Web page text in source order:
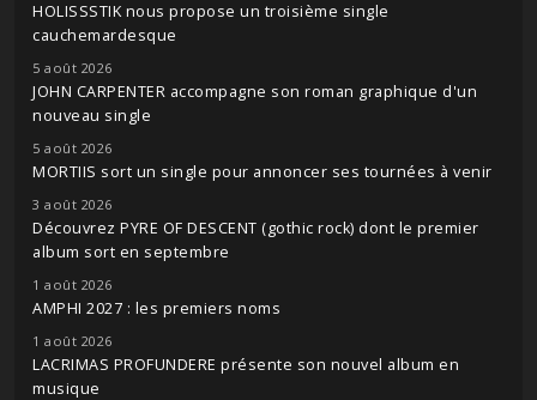
HOLISSSTIK nous propose un troisième single
cauchemardesque
5 août 2026
JOHN CARPENTER accompagne son roman graphique d'un
nouveau single
5 août 2026
MORTIIS sort un single pour annoncer ses tournées à venir
3 août 2026
Découvrez PYRE OF DESCENT (gothic rock) dont le premier
album sort en septembre
1 août 2026
AMPHI 2027 : les premiers noms
1 août 2026
LACRIMAS PROFUNDERE présente son nouvel album en
musique